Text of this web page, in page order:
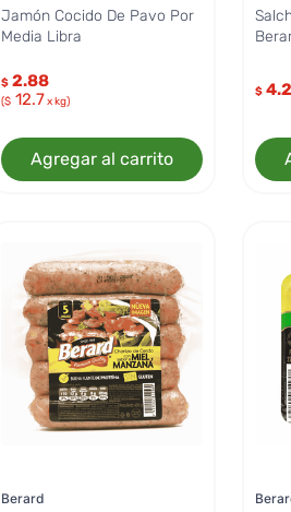
Jamón Cocido De Pavo Por
Media Libra
$ 2.88
($ 12.7 x kg)
Agregar al carrito
$
Berard